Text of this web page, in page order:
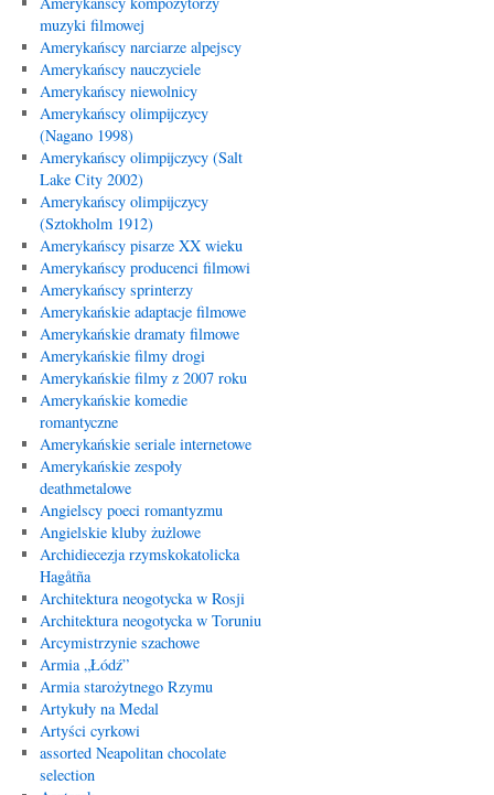
muzyki filmowej
Amerykańscy narciarze alpejscy
Amerykańscy nauczyciele
Amerykańscy niewolnicy
Amerykańscy olimpijczycy
(Nagano 1998)
Amerykańscy olimpijczycy (Salt
Lake City 2002)
Amerykańscy olimpijczycy
(Sztokholm 1912)
Amerykańscy pisarze XX wieku
Amerykańscy producenci filmowi
Amerykańscy sprinterzy
Amerykańskie adaptacje filmowe
Amerykańskie dramaty filmowe
Amerykańskie filmy drogi
Amerykańskie filmy z 2007 roku
Amerykańskie komedie
romantyczne
Amerykańskie seriale internetowe
Amerykańskie zespoły
deathmetalowe
Angielscy poeci romantyzmu
Angielskie kluby żużlowe
Archidiecezja rzymskokatolicka
Hagåtña
Architektura neogotycka w Rosji
Architektura neogotycka w Toruniu
Arcymistrzynie szachowe
Armia „Łódź”
Armia starożytnego Rzymu
Artykuły na Medal
Artyści cyrkowi
assorted Neapolitan chocolate
selection